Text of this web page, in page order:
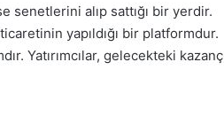
senetlerini alıp sattığı bir yerdir.
yapıldığı bir platformdur.
Yatırımcılar, gelecekteki kazanç